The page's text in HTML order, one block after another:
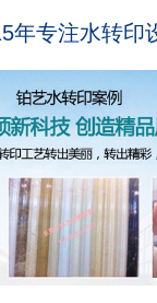
年专注水转印